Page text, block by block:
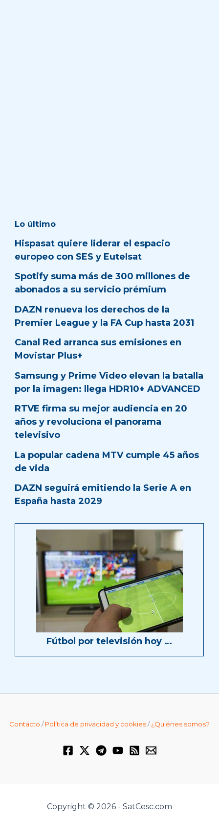
Lo último
Hispasat quiere liderar el espacio
europeo con SES y Eutelsat
Spotify suma más de 300 millones de
abonados a su servicio prémium
DAZN renueva los derechos de la
Premier League y la FA Cup hasta 2031
Canal Red arranca sus emisiones en
Movistar Plus+
Samsung y Prime Video elevan la batalla
por la imagen: llega HDR10+ ADVANCED
RTVE firma su mejor audiencia en 20
años y revoluciona el panorama
televisivo
La popular cadena MTV cumple 45 años
de vida
DAZN seguirá emitiendo la Serie A en
España hasta 2029
Fútbol por televisión hoy …
Contacto /Política de privacidad y cookies/¿Quiénes somos?
Copyright © 2026 - SatCesc.com